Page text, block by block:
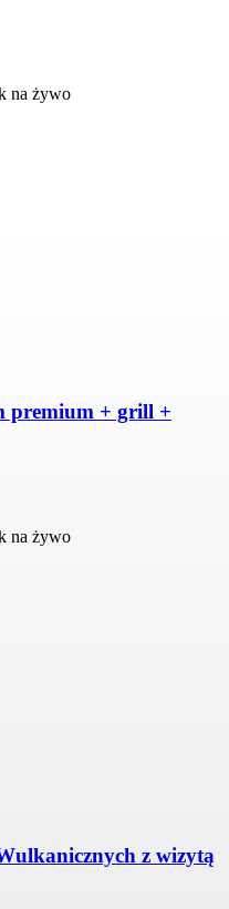
na żywo
premium + grill +
na żywo
z wizytą